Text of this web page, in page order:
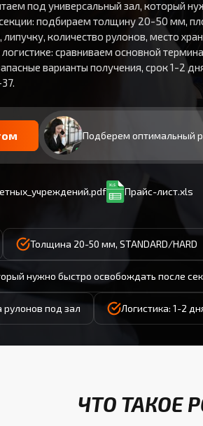
под универсальный зал, который
подбираем толщину 20-50 мм,
количество рулонов, место
сравниваем основной
варианты получения, срок 1-2
Подберем оптимальный
Прайс-лист.xls
Толщина 20-50 мм, STANDARD/HARD
нужно быстро освобождать после
под зал Логистика: 1-2
ЧТО ТАКОЕ